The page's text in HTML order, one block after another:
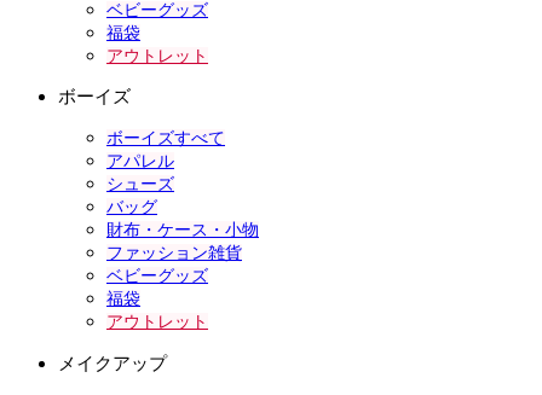
ベビーグッズ
福袋
アウトレット
ボーイズ
ボーイズすべて
アパレル
シューズ
バッグ
財布・ケース・小物
ファッション雑貨
ベビーグッズ
福袋
アウトレット
メイクアップ